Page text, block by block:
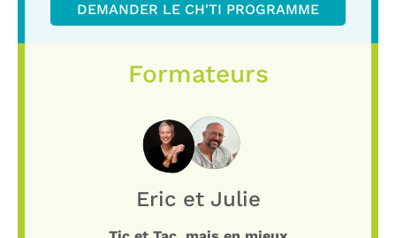
DEMANDER LE CH'TI PROGRAMME
Formateurs
Eric et Julie